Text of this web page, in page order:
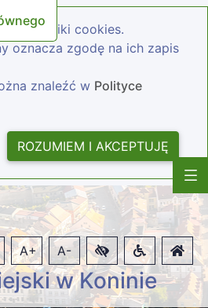
pliki cookies.
oznacza zgodę na ich zapis
znaleźć w Polityce
ROZUMIEM I AKCEPTUJĘ
w Koninie
A+ A-